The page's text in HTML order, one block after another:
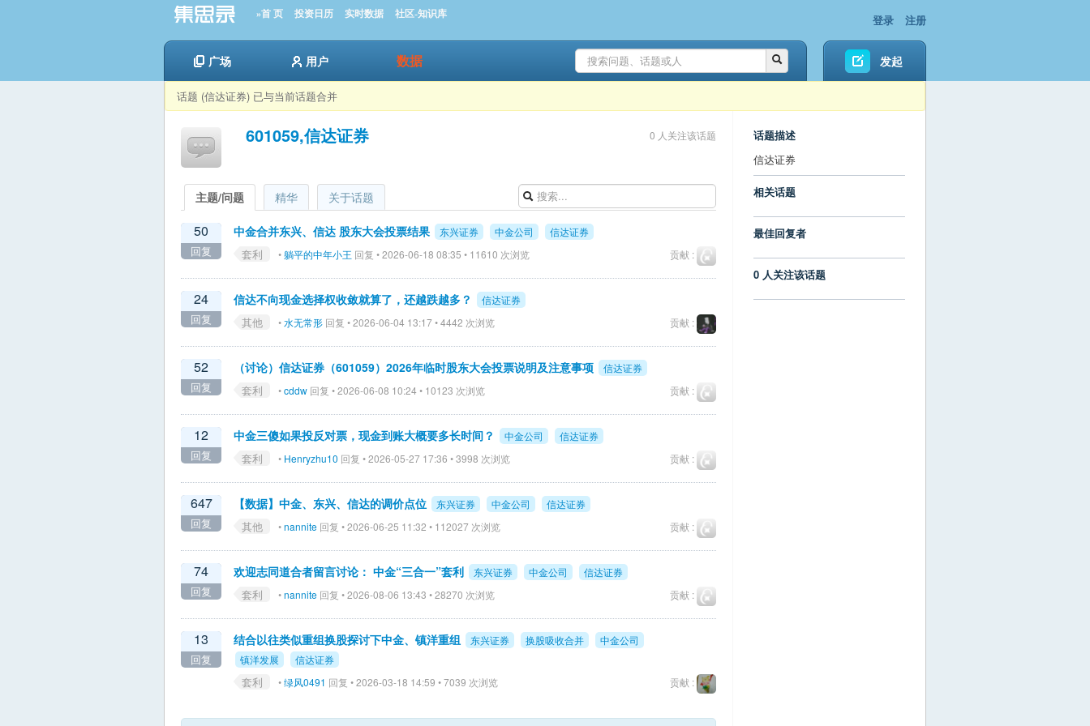
»首 页 投资日历 实时数据 社区-知识库 登录 注册
广场 用户 数据 发起
话题 (信达证券) 已与当前话题合并
601059,信达证券 0 人关注该话题
主题/问题 精华 关于话题
50
回复
中金合并东兴、信达 股东大会投票结果 东兴证券 中金公司
信达证券
贡献 :
套利 •躺平的中年小王 回复 • 2026-06-18 08:35 • 11610 次浏览
24
回复
信达不向现金选择权收敛就算了，还越跌越多？
信达证券
贡献 :
其他 •水无常形 回复 • 2026-06-04 13:17 • 4442 次浏览
52
回复
（讨论）信达证券（601059）2026年临时股东大会投票说明及注意事项
信达证券
贡献 :
套利 •cddw 回复 • 2026-06-08 10:24 • 10123 次浏览
12
回复
中金三傻如果投反对票，现金到账大概要多长时间？ 中金公司
信达证券
贡献 :
套利 • Henryzhu10 回复 • 2026-05-27 17:36 • 3998 次浏览
647
回复
【数据】中金、东兴、信达的调价点位 东兴证券 中金公司
信达证券
贡献 :
其他 •nannite 回复 • 2026-06-25 11:32 • 112027 次浏览
74
回复
欢迎志同道合者留言讨论： 中金“三合一”套利 东兴证券 中金公司
信达证券
贡献 :
套利 •nannite 回复 • 2026-08-06 13:43 • 28270 次浏览
13
回复
结合以往类似重组换股探讨下中金、镇洋重组 东兴证券 换股吸收合并
中金公司
镇洋发展
信达证券
贡献 :
套利 •绿风0491 回复 • 2026-03-18 14:59 • 7039 次浏览
话题描述
信达证券
相关话题
最佳回复者
0 人关注该话题